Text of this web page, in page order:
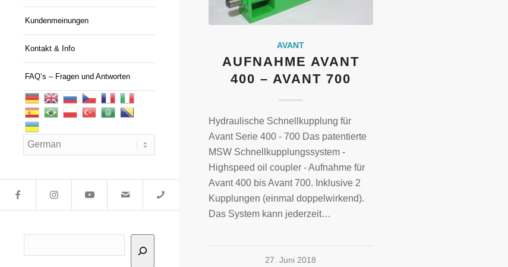
Kundenmeinungen
Kontakt & Info
FAQ’s – Fragen und Antworten
AVANT
AUFNAHME AVANT
400 – AVANT 700
Hydraulische Schnellkupplung für
Avant Serie 400 - 700 Das patentierte
MSW Schnellkupplungssystem -
Highspeed oil coupler - Aufnahme für
Avant 400 bis Avant 700. Inklusive 2
Kupplungen (einmal doppelwirkend).
Das System kann jederzeit…
27. Juni 2018